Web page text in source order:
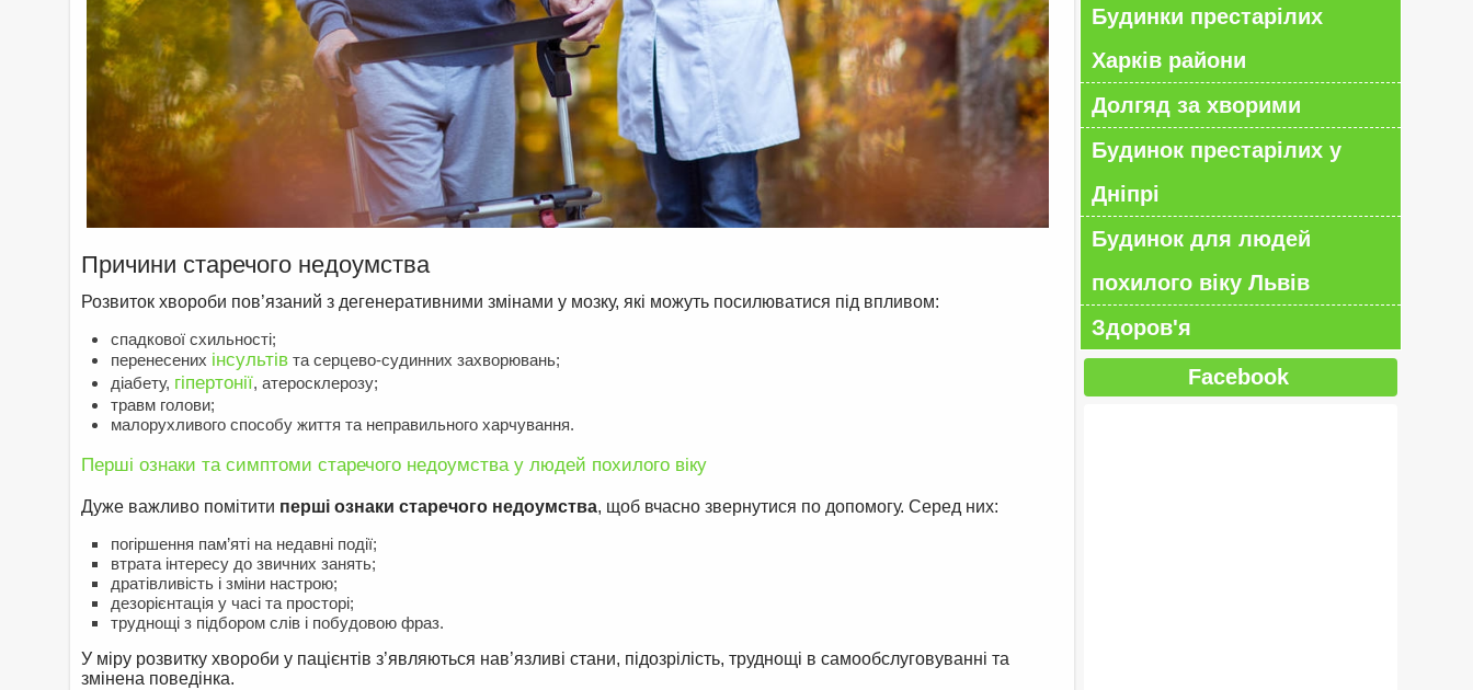
Причини старечого недоумства
Розвиток хвороби пов’язаний з дегенеративними змінами у мозку, які можуть посилюватися під впливом:
спадкової схильності;
перенесених інсультів та серцево-судинних захворювань;
діабету, гіпертонії, атеросклерозу;
травм голови;
малорухливого способу життя та неправильного харчування.
Перші ознаки та симптоми старечого недоумства у людей похилого віку
Дуже важливо помітити перші ознаки старечого недоумства, щоб вчасно звернутися по допомогу. Серед них:
погіршення пам’яті на недавні події;
втрата інтересу до звичних занять;
дратівливість і зміни настрою;
дезорієнтація у часі та просторі;
труднощі з підбором слів і побудовою фраз.
У міру розвитку хвороби у пацієнтів з’являються нав’язливі стани, підозрілість, труднощі в самообслуговуванні та
змінена поведінка.
Будинки престарілих
Харків райони
Долгяд за хворими
Будинок престарілих у
Дніпрі
Будинок для людей
похилого віку Львів
Здоров'я
Facebook